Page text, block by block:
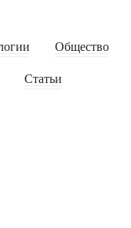
Общество
Статьи